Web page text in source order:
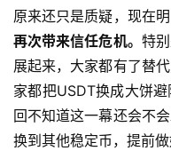
原来还只是质疑，现在
再次带来信任危机。 特
展起来，大家都有了替
家都把USDT换成大饼
回不知道这一幕还会不
换到其他稳定币，提前做